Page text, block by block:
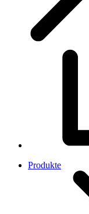
Produkte